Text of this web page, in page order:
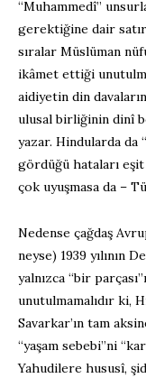
“Muhammedî”
gerektiğine dair
sıralar Müslüman
ikâmet ettiği
aidiyetin din
ulusal birliğinin dinî
yazar. Hindularda da
gördüğü hataları
çok uyuşmasa da –
Nedense çağdaş
neyse) 1939 yılının
yalnızca “bir
unutulmamalıdır ki,
Savarkar’ın tam
“yaşam sebebi”ni
Yahudilere hususî,